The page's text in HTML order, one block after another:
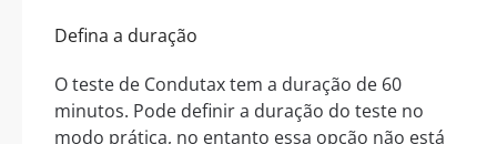
Defina a duração
O teste de Condutax tem a duração de 60
minutos. Pode definir a duração do teste no
modo prática, no entanto essa opção não está